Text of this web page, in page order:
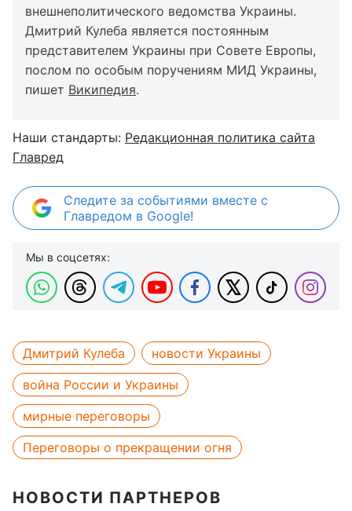
внешнеполитического ведомства Украины.
Дмитрий Кулеба является постоянным
представителем Украины при Совете Европы,
послом по особым поручениям МИД Украины,
пишет Википедия.
Наши стандарты: Редакционная политика сайта
Главред
Следите за событиями вместе с
Главредом в Google!
Мы в соцсетях:
Дмитрий Кулеба
новости Украины
война России и Украины
мирные переговоры
Переговоры о прекращении огня
НОВОСТИ ПАРТНЕРОВ